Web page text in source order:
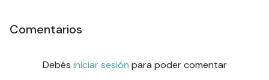
Comentarios
Debés iniciar sesión para poder comentar